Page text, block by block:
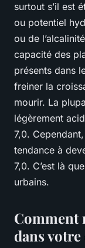
surtout s’il est
ou potentiel
ou de
capacité des
présents dans
freiner la
mourir. La
légèrement
7,0.
tendance à
7,0. C’est là
urbains.
Comment
dans